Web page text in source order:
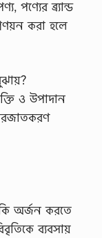
পণ্যের ব্র্যান্ড
করা হলে
ও উপাদান
অর্জন করতে
ব্যবসায়